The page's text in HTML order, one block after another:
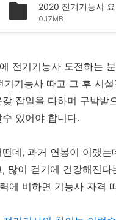
2020 전기기능사
0.17MB
전기기능사 도전하는
기기능사 따고 그 후 시
잡일을 다하며 구박받
있어야 합니다.
데, 과거 연봉이 이랬
많이 걷기에 건강해진
에 비하면 기능사 자격